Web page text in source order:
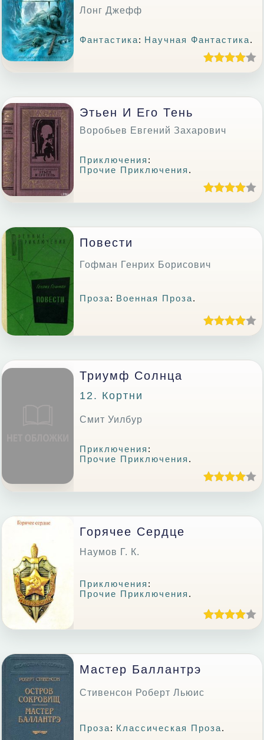
Лонг Джефф
Фантастика: Научная Фантастика.
Этьен И Его Тень
Воробьев Евгений Захарович
Приключения :
Прочие Приключения .
Повести
Гофман Генрих Борисович
Проза: Военная Проза.
Триумф Солнца
12. Кортни
Смит Уилбур
Приключения :
Прочие Приключения .
Горячее Сердце
Наумов Г. К.
Приключения :
Прочие Приключения .
Мастер Баллантрэ
Стивенсон Роберт Льюис
Проза: Классическая Проза.